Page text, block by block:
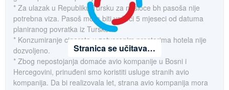
* Za ulazak u Republiku Tursku za nosioce bh pasoša nije
potrebna viza. Pasoš mora biti važeći 5 mjeseci od datuma
planiranog povratka iz Turske.
* Konzumiranje cigareta u zatvorenim prostorima hotela nije
dozvoljeno.
* Zbog nepostojanja domaće avio kompanije u Bosni i
Hercegovini, prinuđeni smo koristiti usluge stranih avio
kompanija. Da bi realizovala let, strana avio kompanija mora
Stranica se učitava…